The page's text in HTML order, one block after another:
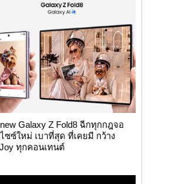
Galaxy Z Fold8 ฉีกทุกกฎจอ
ซซ์ใหม่ เบาที่สุด ที่เคยมี กว้าง
ทุกคอนเทนต์